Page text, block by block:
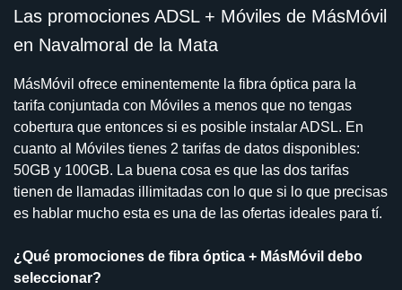
Las promociones ADSL + Móviles de MásMóvil
en Navalmoral de la Mata
MásMóvil ofrece eminentemente la fibra óptica para la
tarifa conjuntada con Móviles a menos que no tengas
cobertura que entonces si es posible instalar ADSL. En
cuanto al Móviles tienes 2 tarifas de datos disponibles:
50GB y 100GB. La buena cosa es que las dos tarifas
tienen de llamadas illimitadas con lo que si lo que precisas
es hablar mucho esta es una de las ofertas ideales para tí.
¿Qué promociones de fibra óptica + MásMóvil debo
seleccionar?